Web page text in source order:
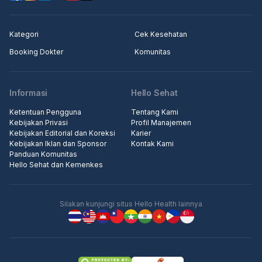
Kategori
Cek Kesehatan
Booking Dokter
Komunitas
Informasi
Ketentuan Pengguna
Kebijakan Privasi
Kebijakan Editorial dan Koreksi
Kebijakan Iklan dan Sponsor
Panduan Komunitas
Hello Sehat dan Kemenkes
Hello Sehat
Tentang Kami
Profil Manajemen
Karier
Kontak Kami
Silakan kunjungi situs Hello Health lainnya